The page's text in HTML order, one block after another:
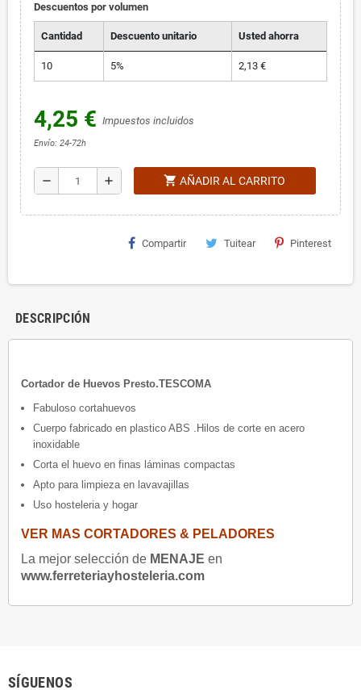
Descuentos por volumen
Cantidad Descuento unitario Usted ahorra
10 5% 2,13 €
4,25 € Impuestos incluidos
Envío: 24-72h
remove add shopping_cart AÑADIR AL CARRITO
Compartir Tuitear Pinterest
DESCRIPCIÓN
Cortador de Huevos Presto.TESCOMA
Fabuloso cortahuevos
Cuerpo fabricado en plastico ABS .Hilos de corte en acero
inoxidable
Corta el huevo en finas láminas compactas
Apto para limpieza en lavavajillas
Uso hosteleria y hogar
VER MAS CORTADORES & PELADORES
La mejor selección de MENAJE en
www.ferreteriayhosteleria.com
SÍGUENOS